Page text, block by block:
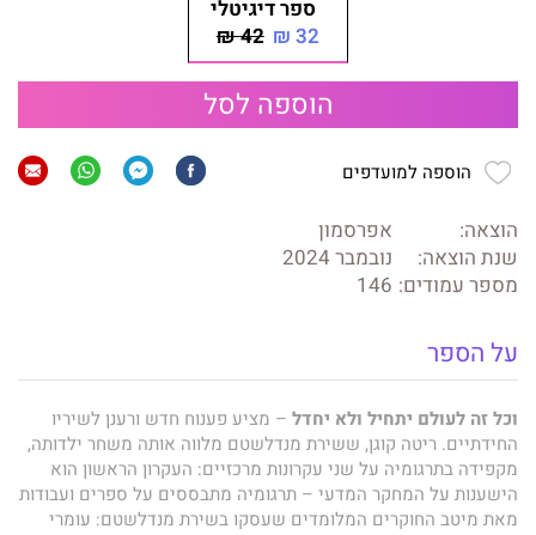
ספר דיגיטלי
32 ₪
42 ₪
הוספה לסל
הוספה למועדפים
הוצאה:
אפרסמון
שנת הוצאה:
נובמבר 2024
מספר עמודים: 146
על הספר
וכל זה לעולם יתחיל ולא יחדל – מציע פענוח חדש ורענן לשיריו
החידתיים. ריטה קוגן, ששירת מנדלשטם מלווה אותה משחר ילדותה,
מקפידה בתרגומיה על שני עקרונות מרכזיים: העקרון הראשון הוא
הישענות על המחקר המדעי – תרגומיה מתבססים על ספרים ועבודות
מאת מיטב החוקרים המלומדים שעסקו בשירת מנדלשטם: עומרי